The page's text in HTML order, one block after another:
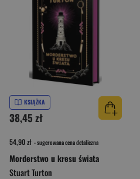
KSIĄŻKA
38,45 zł
54,90 zł - sugerowana cena detaliczna
Morderstwo u kresu świata
Stuart Turton